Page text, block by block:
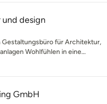
design
für Architektur,
Wohlfühlen in eine...
GmbH